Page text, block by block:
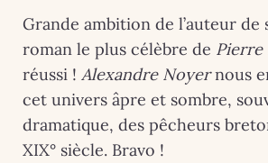
Grande ambition de l’auteur de
roman le plus célèbre de Pierre
réussi ! Alexandre Noyernous
cet univers âpre et sombre,
dramatique, des pêcheurs
XIX° siècle. Bravo !